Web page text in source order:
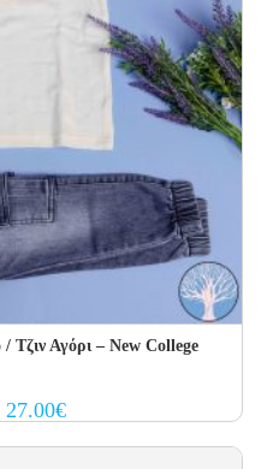
Τζιν Αγόρι – New College
Original
price
27.00€Current
price